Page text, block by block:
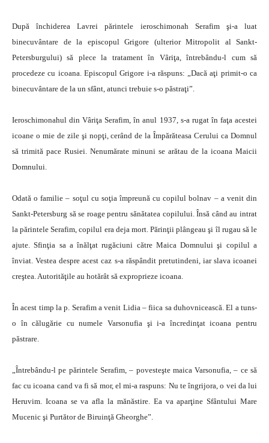
După închiderea Lavrei părintele ieroschimonah Serafim şi-a luat
binecuvântare de la episcopul Grigore (ulterior Mitropolit al Sankt-
Petersburgului) să plece la tratament în Vâriţa, întrebându-l cum să
procedeze cu icoana. Episcopul Grigore i-a răspuns: „Dacă aţi primit-o ca
binecuvântare de la un sfânt, atunci trebuie s-o păstraţi”.
Ieroschimonahul din Vâriţa Serafim, în anul 1937, s-a rugat în faţa acestei
icoane o mie de zile şi nopţi, cerând de la Împărăteasa Cerului ca Domnul
să trimită pace Rusiei. Nenumărate minuni se arătau de la icoana Maicii
Domnului.
Odată o familie – soţul cu soţia împreună cu copilul bolnav – a venit din
Sankt-Petersburg să se roage pentru sănătatea copilului. Însă când au intrat
la părintele Serafim, copilul era deja mort. Părinţii plângeau şi îl rugau să le
ajute. Sfinţia sa a înălţat rugăciuni către Maica Domnului şi copilul a
înviat. Vestea despre acest caz s-a răspândit pretutindeni, iar slava icoanei
creştea. Autorităţile au hotărât să exproprieze icoana.
În acest timp la p. Serafim a venit Lidia – fiica sa duhovnicească. El a tuns-
o în călugărie cu numele Varsonufia şi i-a încredinţat icoana pentru
păstrare.
„Întrebându-l pe părintele Serafim, – povesteşte maica Varsonufia, – ce să
fac cu icoana cand va fi să mor, el mi-a raspuns: Nu te îngrijora, o vei da lui
Heruvim. Icoana se va afla la mănăstire. Ea va aparţine Sfântului Mare
Mucenic şi Purtător de Biruinţă Gheorghe”.